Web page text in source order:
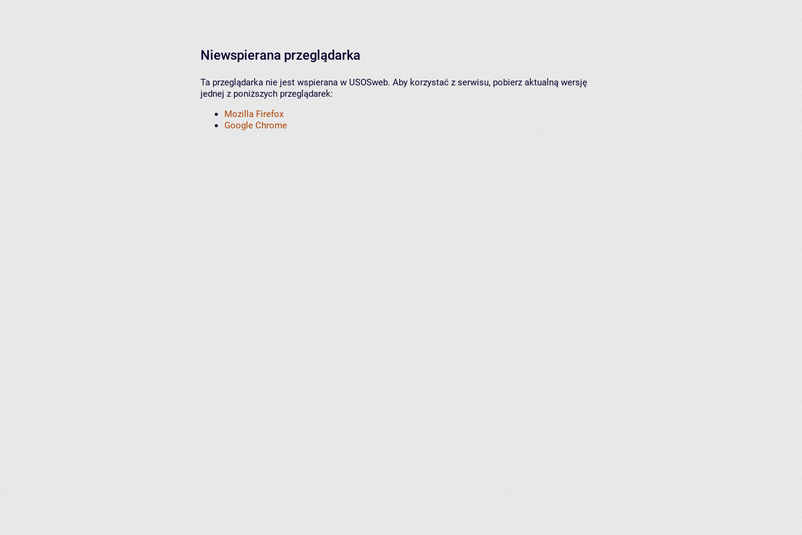
Niewspierana przeglądarka
Ta przeglądarka nie jest wspierana w USOSweb. Aby korzystać z serwisu, pobierz aktualną wersję
jednej z poniższych przeglądarek:
Mozilla Firefox
Google Chrome